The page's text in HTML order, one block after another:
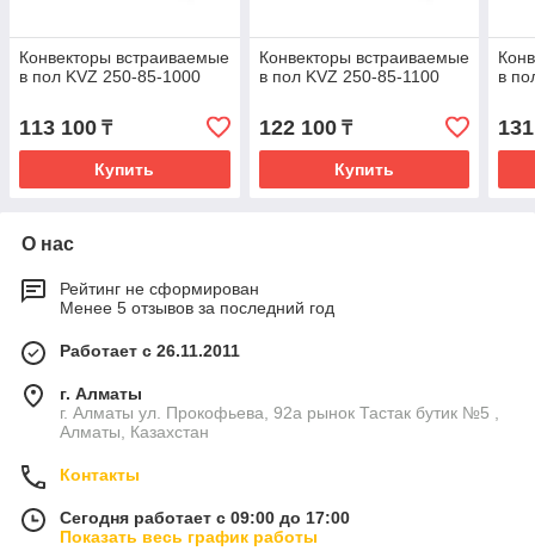
Конвекторы встраиваемые
в пол KVZ 250-85-1000
113 100 ₸
Купить
Конвекторы встраиваемые
в пол KVZ 250-85-1100
122 100₸
Купить
в
О нас
Рейтинг не сформирован
Менее 5 отзывов за последний год
Работает с 26.11.2011
г. Алматы
г. Алматы ул. Прокофьева, 92а рынок Тастак бутик №5 ,
Алматы, Казахстан
Контакты
Сегодня работает с 09:00 до 17:00
Показать весь график работы